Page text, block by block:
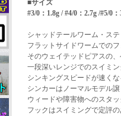
■サイズ
#3/0：1.8g / #4/0：2.7g /#5/0
シャッドテールワーム・ス
フラットサイドワームでの
そのウェイテッドピアスの
一段深いレンジでのスイミ
シンキングスピードが速く
シンカーはノーマルモデル
ウィードや障害物へのスタッ
フックはスイミングで定評